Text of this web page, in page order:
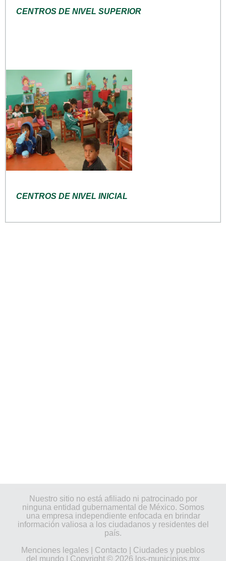
CENTROS DE NIVEL SUPERIOR
CENTROS DE NIVEL INICIAL
Nuestro sitio no está afiliado ni patrocinado por
ninguna entidad gubernamental de México. Somos
una empresa independiente enfocada en brindar
información valiosa a los ciudadanos y residentes del
país.
Menciones legales
Contacto
Ciudades y pueblos
del mundo | Copyright © 2026 los-municipios.mx